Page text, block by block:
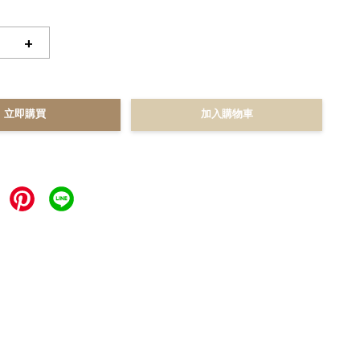
+
立即購買 加入購物車